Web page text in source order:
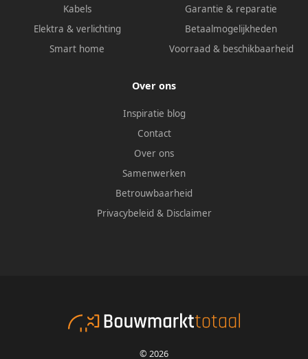
Kabels
Elektra & verlichting
Smart home
Garantie & reparatie
Betaalmogelijkheden
Voorraad & beschikbaarheid
Over ons
Inspiratie blog
Contact
Over ons
Samenwerken
Betrouwbaarheid
Privacybeleid & Disclaimer
© 2026